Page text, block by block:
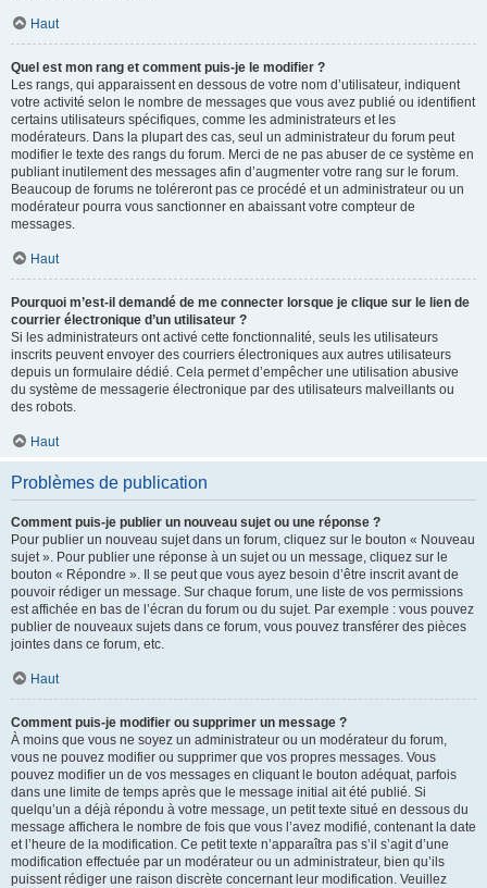
Haut
Quel est mon rang et comment puis-je le modifier ?
Les rangs, qui apparaissent en dessous de votre nom d’utilisateur, indiquent
votre activité selon le nombre de messages que vous avez publié ou identifient
certains utilisateurs spécifiques, comme les administrateurs et les
modérateurs. Dans la plupart des cas, seul un administrateur du forum peut
modifier le texte des rangs du forum. Merci de ne pas abuser de ce système en
publiant inutilement des messages afin d’augmenter votre rang sur le forum.
Beaucoup de forums ne toléreront pas ce procédé et un administrateur ou un
modérateur pourra vous sanctionner en abaissant votre compteur de
messages.
Haut
Pourquoi m’est-il demandé de me connecter lorsque je clique sur le lien de
courrier électronique d’un utilisateur ?
Si les administrateurs ont activé cette fonctionnalité, seuls les utilisateurs
inscrits peuvent envoyer des courriers électroniques aux autres utilisateurs
depuis un formulaire dédié. Cela permet d’empêcher une utilisation abusive
du système de messagerie électronique par des utilisateurs malveillants ou
des robots.
Haut
Problèmes de publication
Comment puis-je publier un nouveau sujet ou une réponse ?
Pour publier un nouveau sujet dans un forum, cliquez sur le bouton « Nouveau
sujet ». Pour publier une réponse à un sujet ou un message, cliquez sur le
bouton « Répondre ». Il se peut que vous ayez besoin d’être inscrit avant de
pouvoir rédiger un message. Sur chaque forum, une liste de vos permissions
est affichée en bas de l’écran du forum ou du sujet. Par exemple : vous pouvez
publier de nouveaux sujets dans ce forum, vous pouvez transférer des pièces
jointes dans ce forum, etc.
Haut
Comment puis-je modifier ou supprimer un message ?
À moins que vous ne soyez un administrateur ou un modérateur du forum,
vous ne pouvez modifier ou supprimer que vos propres messages. Vous
pouvez modifier un de vos messages en cliquant le bouton adéquat, parfois
dans une limite de temps après que le message initial ait été publié. Si
quelqu’un a déjà répondu à votre message, un petit texte situé en dessous du
message affichera le nombre de fois que vous l’avez modifié, contenant la date
et l’heure de la modification. Ce petit texte n’apparaîtra pas s’il s’agit d’une
modification effectuée par un modérateur ou un administrateur, bien qu’ils
puissent rédiger une raison discrète concernant leur modification. Veuillez